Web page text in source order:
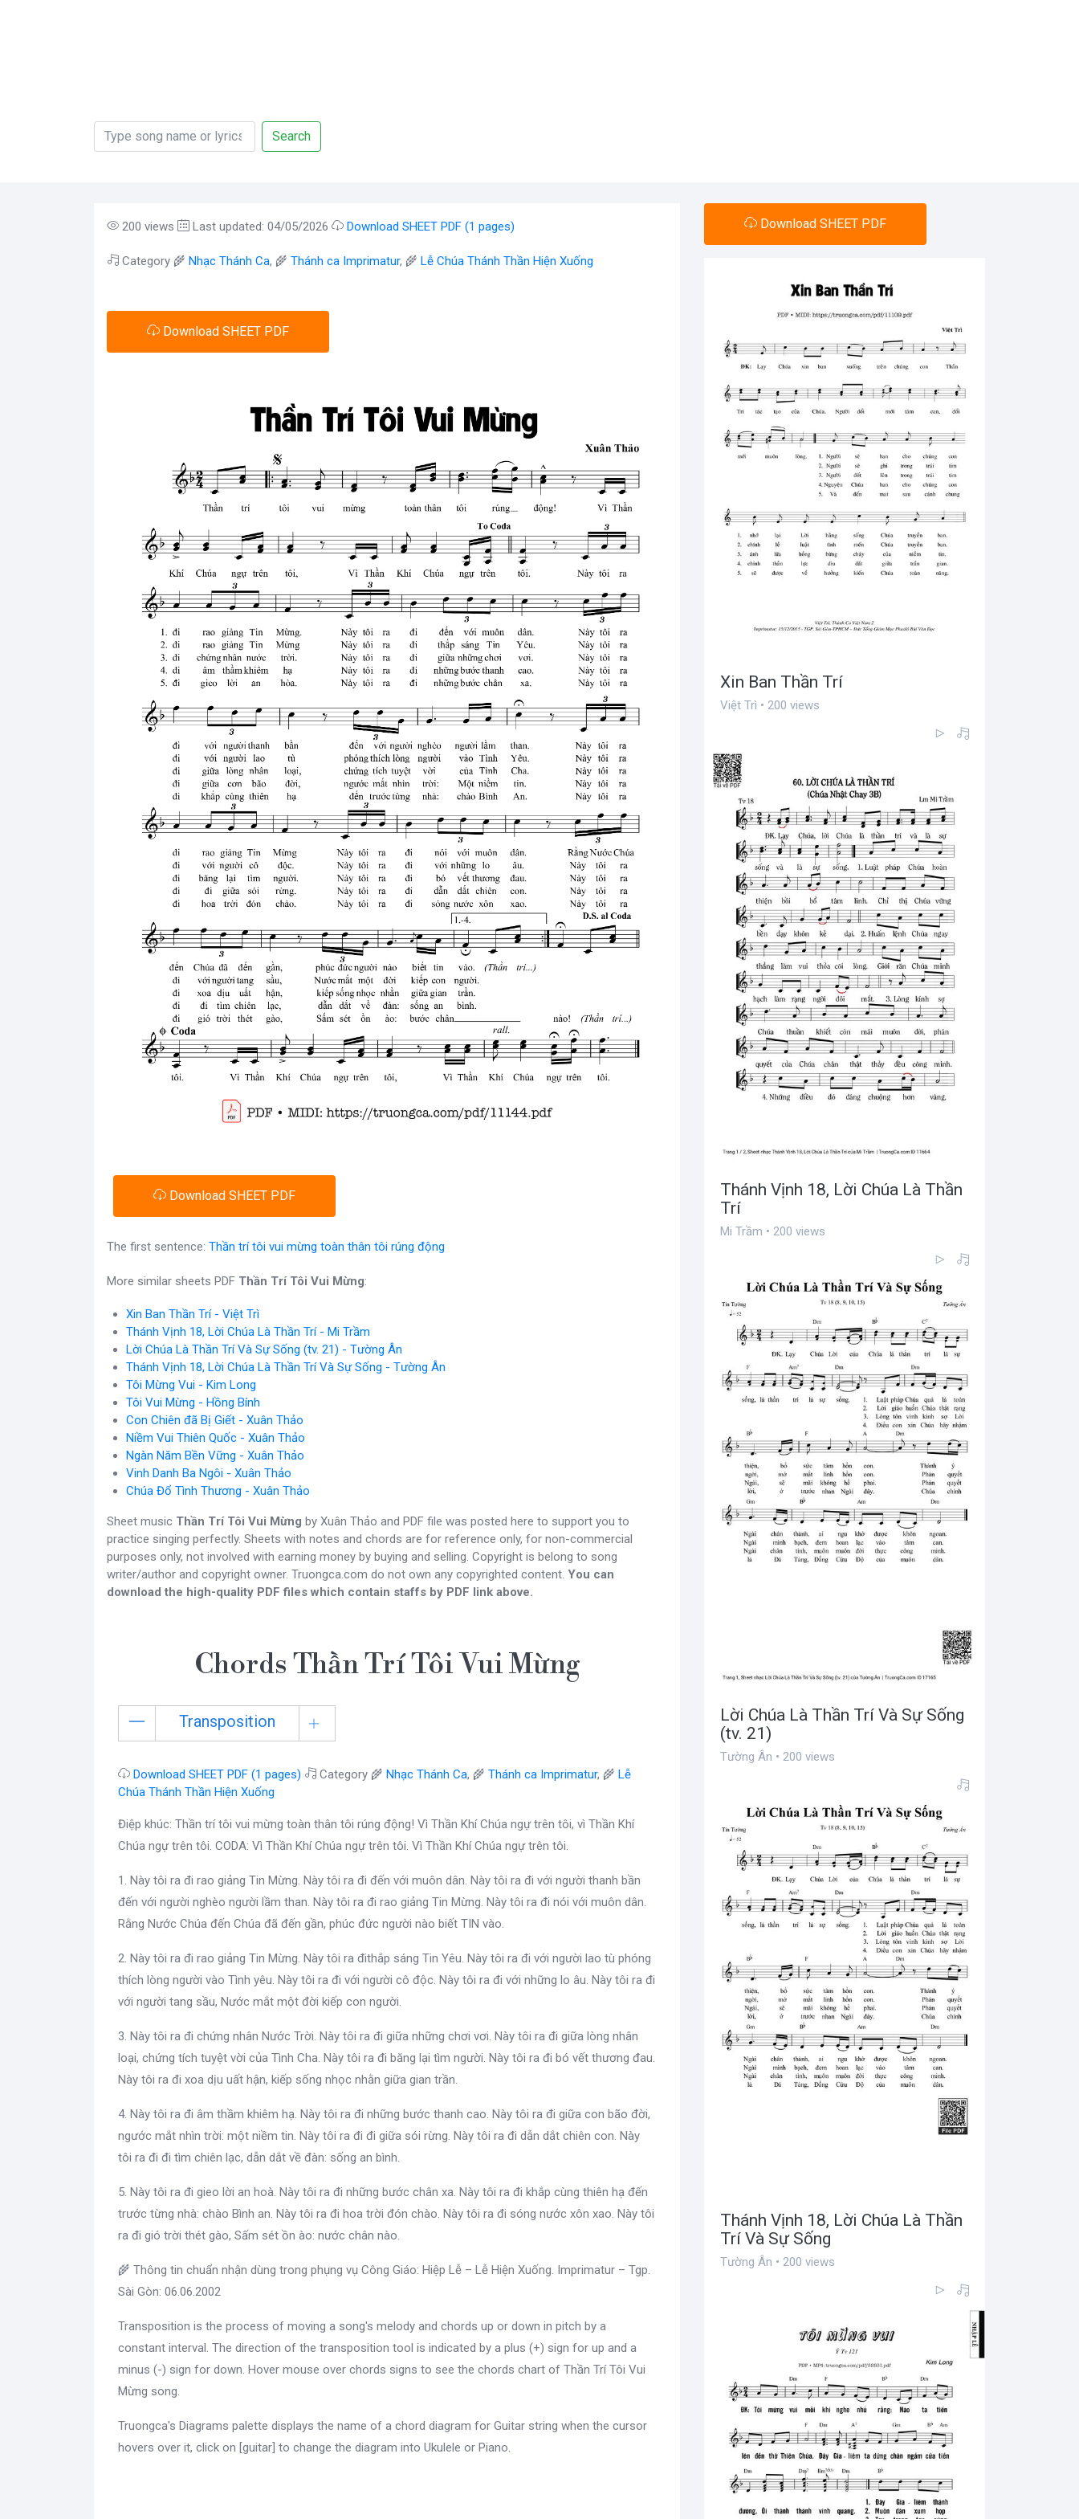
Search
200 views Last updated: 04/05/2026 Download SHEET PDF (1 pages)
Category 🌾 Nhạc Thánh Ca, 🌾 Thánh ca Imprimatur, 🌾 Lễ Chúa Thánh Thần Hiện Xuống
Download SHEET PDF
Download SHEET PDF
The first sentence: Thần trí tôi vui mừng toàn thân tôi rúng động
More similar sheets PDF Thần Trí Tôi Vui Mừng:
Xin Ban Thần Trí - Việt Trì
Thánh Vịnh 18, Lời Chúa Là Thần Trí - Mi Trầm
Lời Chúa Là Thần Trí Và Sự Sống (tv. 21) - Tường Ân
Thánh Vịnh 18, Lời Chúa Là Thần Trí Và Sự Sống - Tường Ân
Tôi Mừng Vui - Kim Long
Tôi Vui Mừng - Hồng Bính
Con Chiên đã Bị Giết - Xuân Thảo
Niềm Vui Thiên Quốc - Xuân Thảo
Ngàn Năm Bền Vững - Xuân Thảo
Vinh Danh Ba Ngôi - Xuân Thảo
Chúa Đổ Tình Thương - Xuân Thảo
Sheet music Thần Trí Tôi Vui Mừng by Xuân Thảo and PDF file was posted here to support you to
practice singing perfectly. Sheets with notes and chords are for reference only, for non-commercial
purposes only, not involved with earning money by buying and selling. Copyright is belong to song
writer/author and copyright owner. Truongca.com do not own any copyrighted content. You can
download the high-quality PDF files which contain staffs by PDF link above.
Chords Thần Trí Tôi Vui Mừng
Transposition
Download SHEET PDF (1 pages) Category 🌾 Nhạc Thánh Ca, 🌾 Thánh ca Imprimatur, 🌾 Lễ
Chúa Thánh Thần Hiện Xuống
Điệp khúc: Thần trí tôi vui mừng toàn thân tôi rúng động! Vì Thần Khí Chúa ngự trên tôi, vì Thần Khí
Chúa ngự trên tôi. CODA: Vì Thần Khí Chúa ngự trên tôi. Vì Thần Khí Chúa ngự trên tôi.
1. Này tôi ra đi rao giảng Tin Mừng. Này tôi ra đi đến với muôn dân. Này tôi ra đi với người thanh bần
đến với người nghèo người lầm than. Này tôi ra đi rao giảng Tin Mừng. Này tôi ra đi nói với muôn dân.
Rằng Nước Chúa đến Chúa đã đến gần, phúc đức người nào biết TIN vào.
2. Này tôi ra đi rao giảng Tin Mừng. Này tôi ra đithắp sáng Tin Yêu. Này tôi ra đi với người lao tù phóng
thích lòng người vào Tình yêu. Này tôi ra đi với người cô độc. Này tôi ra đi với những lo âu. Này tôi ra đi
với người tang sầu, Nước mắt một đời kiếp con người.
3. Này tôi ra đi chứng nhân Nước Trời. Này tôi ra đi giữa những chơi vơi. Này tôi ra đi giữa lòng nhân
loại, chứng tích tuyệt vời của Tình Cha. Này tôi ra đi băng lại tìm người. Này tôi ra đi bó vết thương đau.
Này tôi ra đi xoa dịu uất hận, kiếp sống nhọc nhằn giữa gian trần.
4. Này tôi ra đi âm thầm khiêm hạ. Này tôi ra đi những bước thanh cao. Này tôi ra đi giữa con bão đời,
ngước mắt nhìn trời: một niềm tin. Này tôi ra đi đi giữa sói rừng. Này tôi ra đi dẫn dắt chiên con. Này
tôi ra đi đi tìm chiên lạc, dẫn dắt về đàn: sống an bình.
5. Này tôi ra đi gieo lời an hoà. Này tôi ra đi những bước chân xa. Này tôi ra đi khắp cùng thiên hạ đến
trước từng nhà: chào Bình an. Này tôi ra đi hoa trời đón chào. Này tôi ra đi sóng nước xôn xao. Này tôi
ra đi gió trời thét gào, Sấm sét ồn ào: nước chân nào.
🌾 Thông tin chuẩn nhận dùng trong phụng vụ Công Giáo: Hiệp Lễ – Lễ Hiện Xuống. Imprimatur – Tgp.
Sài Gòn: 06.06.2002
Transposition is the process of moving a song's melody and chords up or down in pitch by a
constant interval. The direction of the transposition tool is indicated by a plus (+) sign for up and a
minus (-) sign for down. Hover mouse over chords signs to see the chords chart of Thần Trí Tôi Vui
Mừng song.
Truongca's Diagrams palette displays the name of a chord diagram for Guitar string when the cursor
hovers over it, click on [guitar] to change the diagram into Ukulele or Piano.
Download SHEET PDF
Xin Ban Thần Trí
Việt Trì • 200 views
Thánh Vịnh 18, Lời Chúa Là Thần
Trí
Mi Trầm • 200 views
Lời Chúa Là Thần Trí Và Sự Sống
(tv. 21)
Tường Ân • 200 views
Thánh Vịnh 18, Lời Chúa Là Thần
Trí Và Sự Sống
Tường Ân • 200 views